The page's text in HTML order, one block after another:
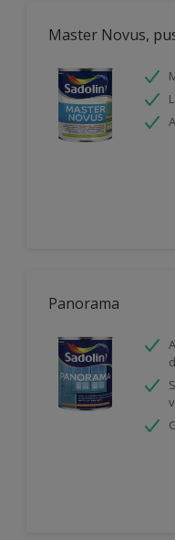
Master Novus,
Panorama